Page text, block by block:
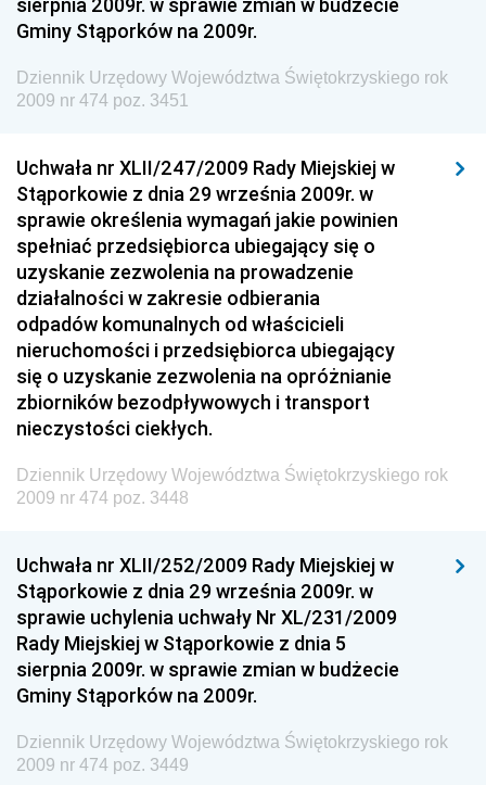
Żeglugi Śródlądowej
Dziennik Urzędowy Ministra Energii
Dziennik Urzędowy Ministra Finansów
Dziennik Urzędowy Ministra Rozwoju i Finansów
Dziennik Urzędowy Wyższego Urzędu Górniczego
Dziennik Urzędowy Prezesa Urzędu Transportu
Kolejowego
Dziennik Urzędowy Ministra Przedsiębiorczości i
Technologii
Dziennik Urzędowy Ministra Inwestycji i Rozwoju
Dziennik Urzędowy Naczelnego Dyrektora Archiwów
Państwowych
Dziennik Urzędowy Ministra Finansów, Inwestycji i
Rozwoju
Dziennik Urzędowy Ministra Sportu
Dziennik Urzędowy Ministra Funduszy i Polityki
Regionalnej
Dziennik Urzędowy Ministra Aktywów Państwowych
Dziennik Urzędowy Ministra Zdrowia
Dziennik Urzędowy Ministra Środowiska i Głównego
Inspektora Ochrony Środowiska
Gminy Stąporków na 2009r.
Dziennik Urzędowy Województwa Świętokrzyskiego rok
2009 nr 474 poz. 3451
Uchwała nr XLII/247/2009 Rady Miejskiej w
Stąporkowie z dnia 29 września 2009r. w
sprawie określenia wymagań jakie powinien
spełniać przedsiębiorca ubiegający się o
uzyskanie zezwolenia na prowadzenie
działalności w zakresie odbierania
odpadów komunalnych od właścicieli
nieruchomości i przedsiębiorca ubiegający
się o uzyskanie zezwolenia na opróżnianie
zbiorników bezodpływowych i transport
nieczystości ciekłych.
Dziennik Urzędowy Województwa Świętokrzyskiego rok
2009 nr 474 poz. 3448
Uchwała nr XLII/252/2009 Rady Miejskiej w
Stąporkowie z dnia 29 września 2009r. w
sprawie uchylenia uchwały Nr XL/231/2009
Rady Miejskiej w Stąporkowie z dnia 5
sierpnia 2009r. w sprawie zmian w budżecie
Gminy Stąporków na 2009r.
Dziennik Urzędowy Województwa Świętokrzyskiego rok
2009 nr 474 poz. 3449